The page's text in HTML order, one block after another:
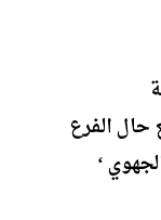
الفرع
‘